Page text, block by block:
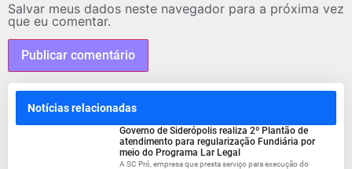
Salvar meus dados neste navegador para a próxima vez
que eu comentar.
Notícias relacionadas
Governo de Siderópolis realiza 2º Plantão de
atendimento para regularização Fundiária por
meio do Programa Lar Legal
A SC Pró, empresa que presta serviço para execução do